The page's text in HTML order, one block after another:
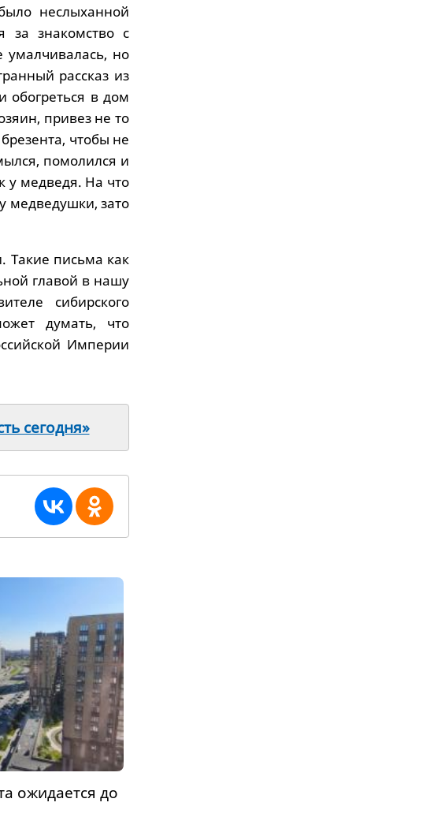
неслыханной
за знакомство с
но
рассказ из
обогреться в дом
привез не то
чтобы не
помолился и
у медведя. На что
медведушки, зато
Такие письма как
главой в нашу
сибирского
думать, что
Империи
сегодня»
ожидается до